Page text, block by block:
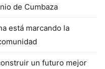
de Cumbaza
está marcando la
un futuro mejor